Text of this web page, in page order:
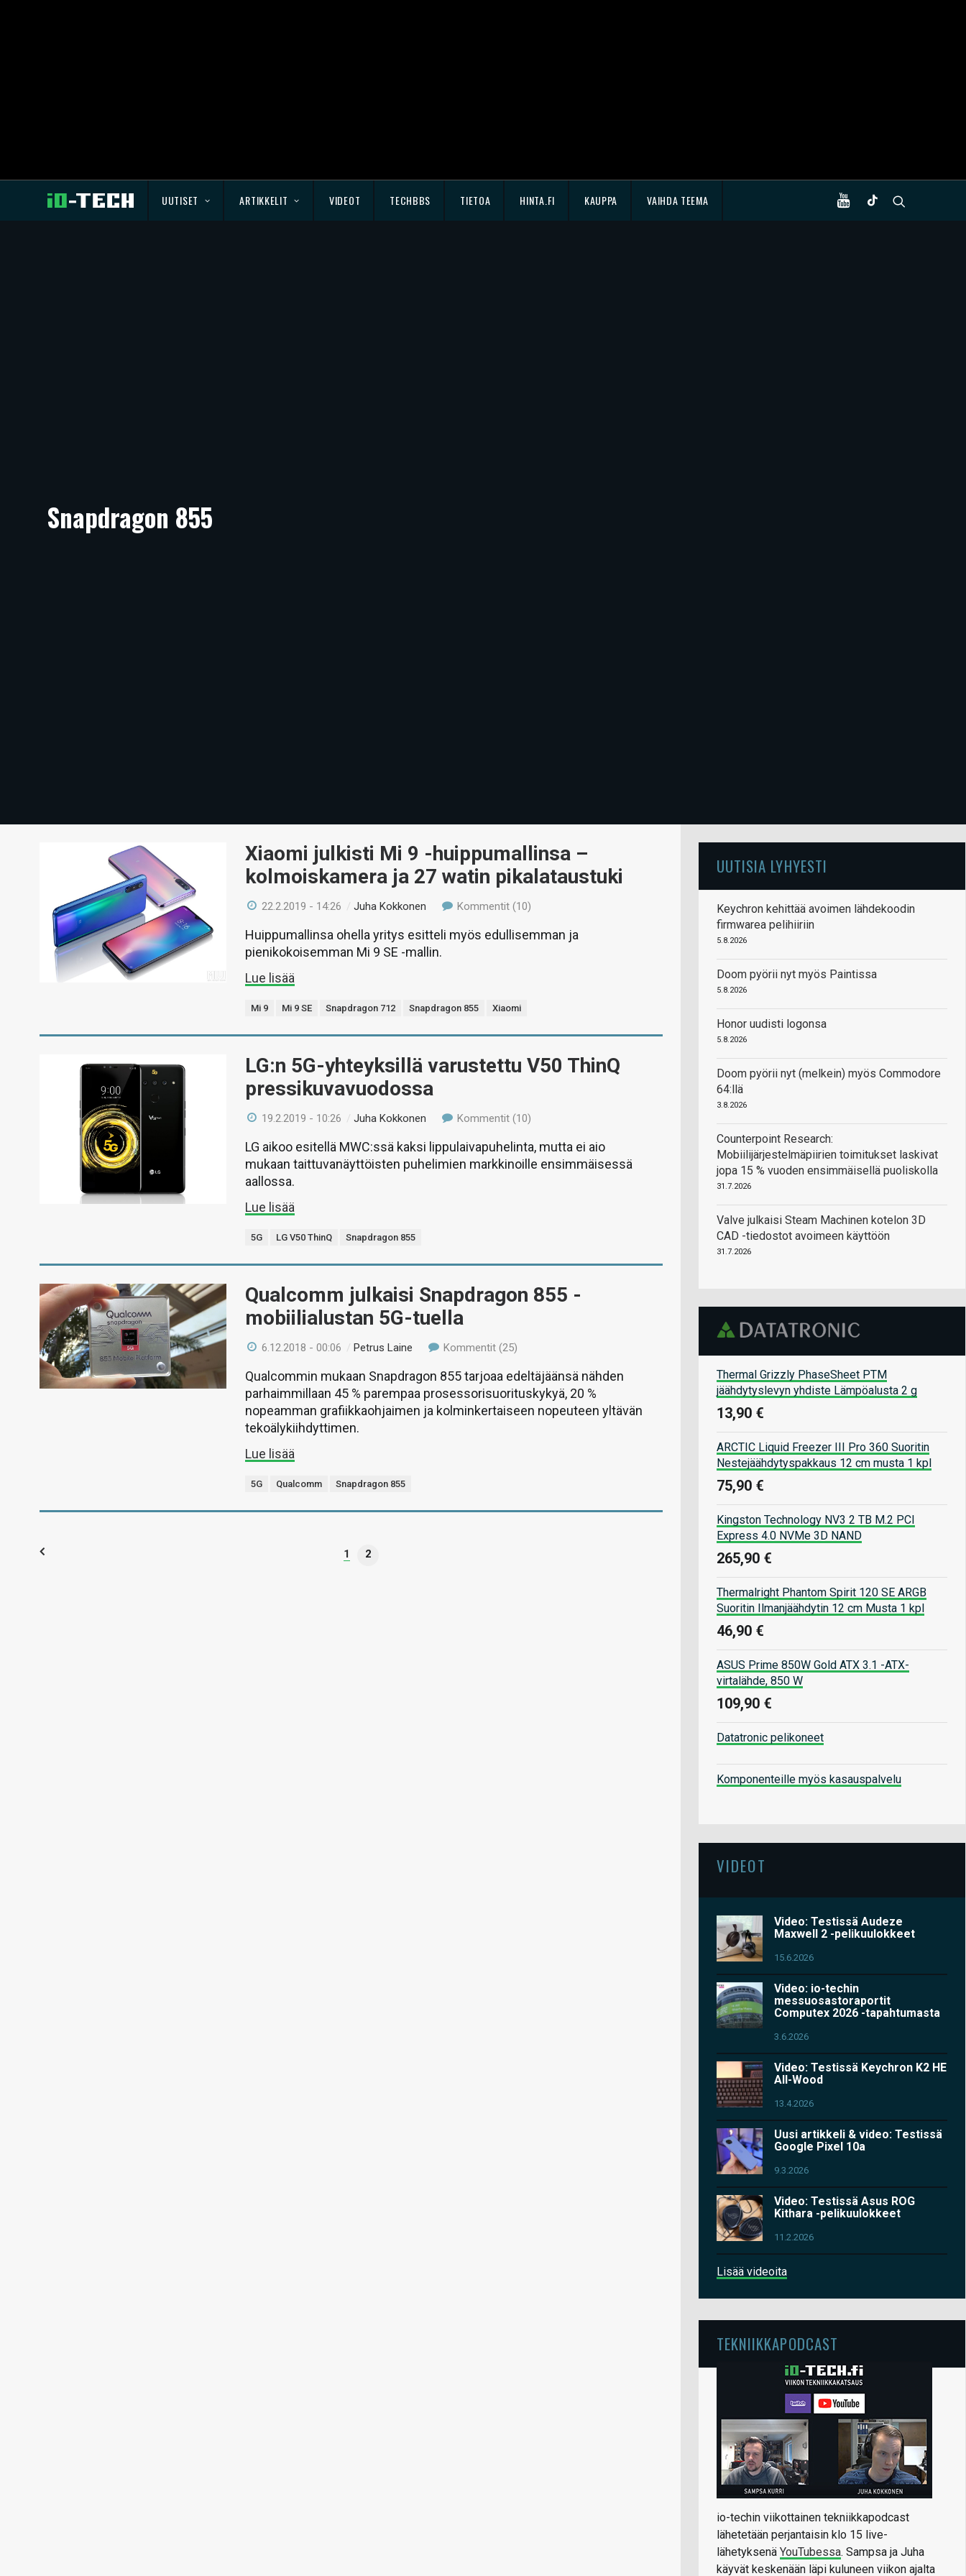
UUTISET ARTIKKELIT VIDEOT TECHBBS TIETOA HINTA.FI KAUPPA VAIHDA TEEMA
Snapdragon 855
Xiaomi julkisti Mi 9 -huippumallinsa –
kolmoiskamera ja 27 watin pikalataustuki
22.2.2019 - 14:26 /Juha Kokkonen Kommentit (10)
Huippumallinsa ohella yritys esitteli myös edullisemman ja
pienikokoisemman Mi 9 SE -mallin.
Lue lisää
Mi 9 Mi 9 SE Snapdragon 712 Snapdragon 855 Xiaomi
LG:n 5G-yhteyksillä varustettu V50 ThinQ
pressikuvavuodossa
19.2.2019 - 10:26 /Juha Kokkonen Kommentit (10)
LG aikoo esitellä MWC:ssä kaksi lippulaivapuhelinta, mutta ei aio
mukaan taittuvanäyttöisten puhelimien markkinoille ensimmäisessä
aallossa.
Lue lisää
5G LG V50 ThinQ Snapdragon 855
Qualcomm julkaisi Snapdragon 855 -
mobiilialustan 5G-tuella
6.12.2018 - 00:06 /Petrus Laine Kommentit (25)
Qualcommin mukaan Snapdragon 855 tarjoaa edeltäjäänsä nähden
parhaimmillaan 45 % parempaa prosessorisuorituskykyä, 20 %
nopeamman grafiikkaohjaimen ja kolminkertaiseen nopeuteen yltävän
tekoälykiihdyttimen.
Lue lisää
5G Qualcomm Snapdragon 855
1 2
UUTISIA LYHYESTI
Keychron kehittää avoimen lähdekoodin
firmwarea pelihiiriin
5.8.2026
Doom pyörii nyt myös Paintissa
5.8.2026
Honor uudisti logonsa
5.8.2026
Doom pyörii nyt (melkein) myös Commodore
64:llä
3.8.2026
Counterpoint Research:
Mobiilijärjestelmäpiirien toimitukset laskivat
jopa 15 % vuoden ensimmäisellä puoliskolla
31.7.2026
Valve julkaisi Steam Machinen kotelon 3D
CAD -tiedostot avoimeen käyttöön
31.7.2026
Thermal Grizzly PhaseSheet PTM
jäähdytyslevyn yhdiste Lämpöalusta 2 g
13,90 €
ARCTIC Liquid Freezer III Pro 360 Suoritin
Nestejäähdytyspakkaus 12 cm musta 1 kpl
75,90 €
Kingston Technology NV3 2 TB M.2 PCI
Express 4.0 NVMe 3D NAND
265,90 €
Thermalright Phantom Spirit 120 SE ARGB
Suoritin Ilmanjäähdytin 12 cm Musta 1 kpl
46,90 €
ASUS Prime 850W Gold ATX 3.1 -ATX-
virtalähde, 850 W
109,90 €
Datatronic pelikoneet
Komponenteille myös kasauspalvelu
VIDEOT
Video: Testissä Audeze
Maxwell 2 -pelikuulokkeet
15.6.2026
Video: io-techin
messuosastoraportit
Computex 2026 -tapahtumasta
3.6.2026
Video: Testissä Keychron K2 HE
All-Wood
13.4.2026
Uusi artikkeli & video: Testissä
Google Pixel 10a
9.3.2026
Video: Testissä Asus ROG
Kithara -pelikuulokkeet
11.2.2026
Lisää videoita
TEKNIIKKAPODCAST
io-techin viikottainen tekniikkapodcast
lähetetään perjantaisin klo 15 live-
lähetyksenä YouTubessa. Sampsa ja Juha
käyvät keskenään läpi kuluneen viikon ajalta